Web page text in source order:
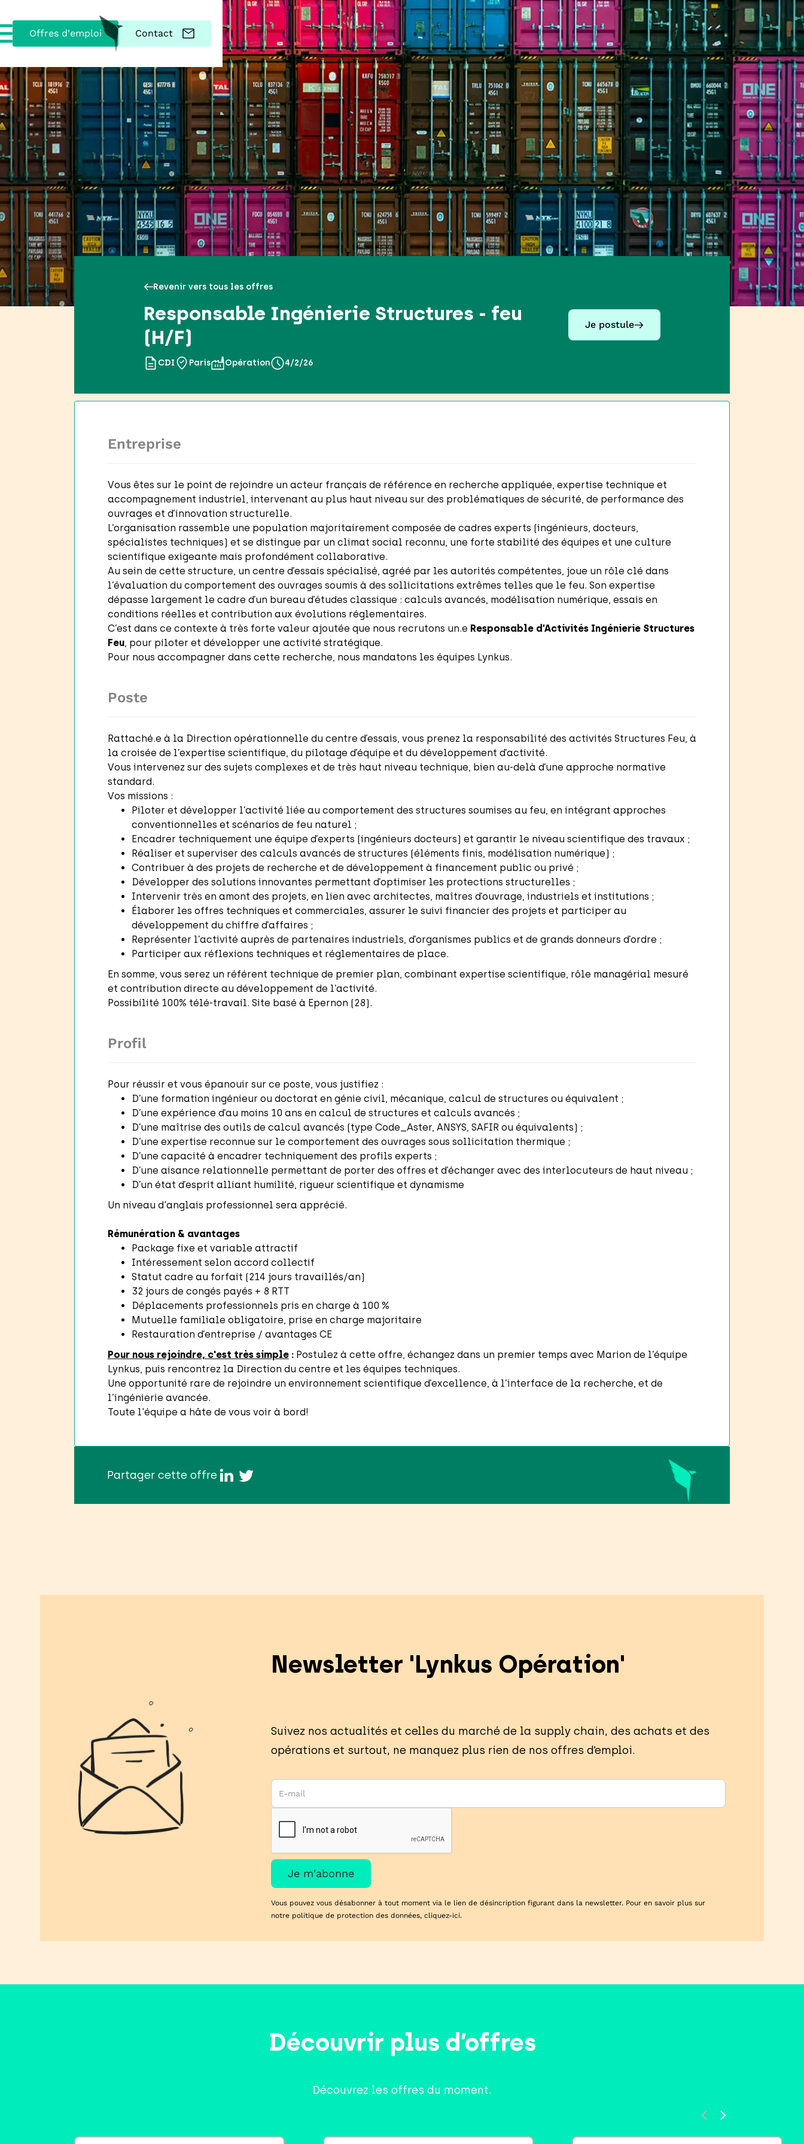
Offres d'emploi Contact
Revenir vers tous les offres
Responsable Ingénierie Structures - feu
(H/F)
CDI Paris Opération 4/2/26
Je postule
Entreprise
Vous êtes sur le point de rejoindre un acteur français de référence en recherche appliquée, expertise technique et
accompagnement industriel, intervenant au plus haut niveau sur des problématiques de sécurité, de performance des
ouvrages et d’innovation structurelle.
L’organisation rassemble une population majoritairement composée de cadres experts (ingénieurs, docteurs,
spécialistes techniques) et se distingue par un climat social reconnu, une forte stabilité des équipes et une culture
scientifique exigeante mais profondément collaborative.
Au sein de cette structure, un centre d’essais spécialisé, agréé par les autorités compétentes, joue un rôle clé dans
l’évaluation du comportement des ouvrages soumis à des sollicitations extrêmes telles que le feu. Son expertise
dépasse largement le cadre d’un bureau d’études classique : calculs avancés, modélisation numérique, essais en
conditions réelles et contribution aux évolutions réglementaires.
C’est dans ce contexte à très forte valeur ajoutée que nous recrutons un.e Responsable d’Activités Ingénierie Structures
Feu, pour piloter et développer une activité stratégique.
Pour nous accompagner dans cette recherche, nous mandatons les équipes Lynkus.
Poste
Rattaché.e à la Direction opérationnelle du centre d’essais, vous prenez la responsabilité des activités Structures Feu, à
la croisée de l’expertise scientifique, du pilotage d’équipe et du développement d’activité.
Vous intervenez sur des sujets complexes et de très haut niveau technique, bien au-delà d’une approche normative
standard.
Vos missions :
Piloter et développer l’activité liée au comportement des structures soumises au feu, en intégrant approches
conventionnelles et scénarios de feu naturel ;
Encadrer techniquement une équipe d’experts (ingénieurs docteurs) et garantir le niveau scientifique des travaux ;
Réaliser et superviser des calculs avancés de structures (éléments finis, modélisation numérique) ;
Contribuer à des projets de recherche et de développement à financement public ou privé ;
Développer des solutions innovantes permettant d’optimiser les protections structurelles ;
Intervenir très en amont des projets, en lien avec architectes, maîtres d’ouvrage, industriels et institutions ;
Élaborer les offres techniques et commerciales, assurer le suivi financier des projets et participer au
développement du chiffre d’affaires ;
Représenter l’activité auprès de partenaires industriels, d’organismes publics et de grands donneurs d’ordre ;
Participer aux réflexions techniques et réglementaires de place.
En somme, vous serez un référent technique de premier plan, combinant expertise scientifique, rôle managérial mesuré
et contribution directe au développement de l’activité.
Possibilité 100% télé-travail. Site basé à Epernon (28).
Profil
Pour réussir et vous épanouir sur ce poste, vous justifiez :
D’une formation ingénieur ou doctorat en génie civil, mécanique, calcul de structures ou équivalent ;
D’une expérience d’au moins 10 ans en calcul de structures et calculs avancés ;
D’une maîtrise des outils de calcul avancés (type Code_Aster, ANSYS, SAFIR ou équivalents) ;
D’une expertise reconnue sur le comportement des ouvrages sous sollicitation thermique ;
D’une capacité à encadrer techniquement des profils experts ;
D’une aisance relationnelle permettant de porter des offres et d’échanger avec des interlocuteurs de haut niveau ;
D’un état d’esprit alliant humilité, rigueur scientifique et dynamisme
Un niveau d'anglais professionnel sera apprécié.
Rémunération & avantages
Package fixe et variable attractif
Intéressement selon accord collectif
Statut cadre au forfait (214 jours travaillés/an)
32 jours de congés payés + 8 RTT
Déplacements professionnels pris en charge à 100 %
Mutuelle familiale obligatoire, prise en charge majoritaire
Restauration d’entreprise / avantages CE
Pour nous rejoindre, c'est très simple: Postulez à cette offre, échangez dans un premier temps avec Marion de l’équipe
Lynkus, puis rencontrez la Direction du centre et les équipes techniques.
Une opportunité rare de rejoindre un environnement scientifique d’excellence, à l’interface de la recherche, et de
l’ingénierie avancée.
Toute l'équipe a hâte de vous voir à bord!
Partager cette offre
Newsletter 'Lynkus Opération'
Suivez nos actualités et celles du marché de la supply chain, des achats et des
opérations et surtout, ne manquez plus rien de nos offres d’emploi.
Vous pouvez vous désabonner à tout moment via le lien de désincription figurant dans la newsletter. Pour en savoir plus sur
notre politique de protection des données, cliquez-ici.
Découvrir plus d’offres
Découvrez les offres du moment.